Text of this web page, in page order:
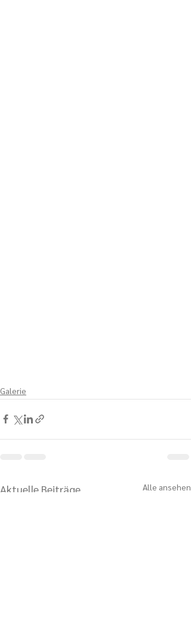
Galerie
Aktuelle Beiträge Alle ansehen